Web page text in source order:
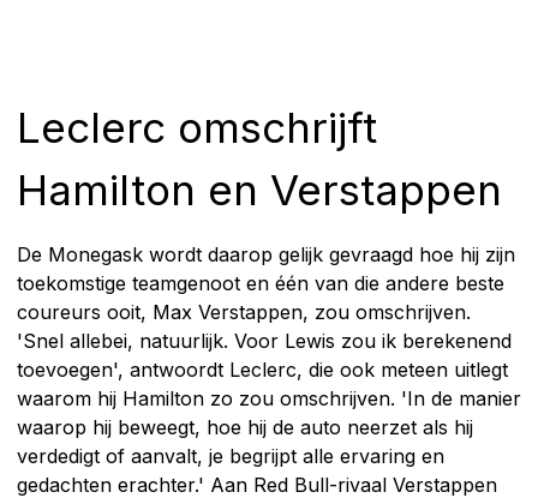
Leclerc omschrijft
Hamilton en Verstappen
De Monegask wordt daarop gelijk gevraagd hoe hij zijn
toekomstige teamgenoot en één van die andere beste
coureurs ooit, Max Verstappen, zou omschrijven.
'Snel allebei, natuurlijk. Voor Lewis zou ik berekenend
toevoegen', antwoordt Leclerc, die ook meteen uitlegt
waarom hij Hamilton zo zou omschrijven. 'In de manier
waarop hij beweegt, hoe hij de auto neerzet als hij
verdedigt of aanvalt, je begrijpt alle ervaring en
gedachten erachter.' Aan Red Bull-rivaal Verstappen